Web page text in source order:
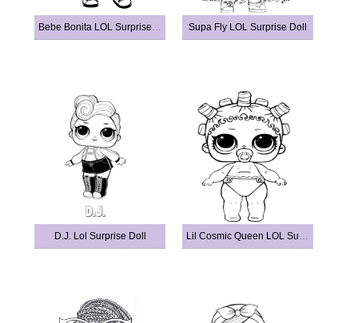
Bebe Bonita LOL Surprise Doll Supa Fly LOL Surprise Doll
D.J. Lol Surprise Doll Lil Cosmic Queen LOL Surprise Doll